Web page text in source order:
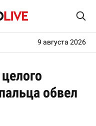
9 августа 2026
обвел